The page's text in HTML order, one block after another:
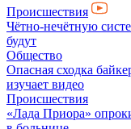
Происшествия
Чётно-нечётную
будут
Общество
Опасная сходка
изучает видео
Происшествия
«Лада Приора»